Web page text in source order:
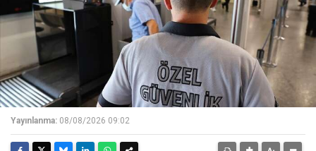
Yayınlanma: 08/08/2026 09:02